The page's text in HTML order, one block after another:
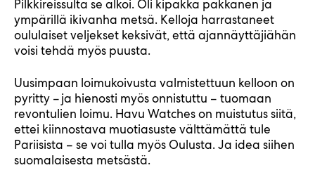
Pilkkireissulta se alkoi. Oli kipakka pakkanen ja
ympärillä ikivanha metsä. Kelloja harrastaneet
oululaiset veljekset keksivät, että ajannäyttäjiähän
voisi tehdä myös puusta.
Uusimpaan loimukoivusta valmistettuun kelloon on
pyritty – ja hienosti myös onnistuttu – tuomaan
revontulien loimu. Havu Watches on muistutus siitä,
ettei kiinnostava muotiasuste välttämättä tule
Pariisista – se voi tulla myös Oulusta. Ja idea siihen
suomalaisesta metsästä.